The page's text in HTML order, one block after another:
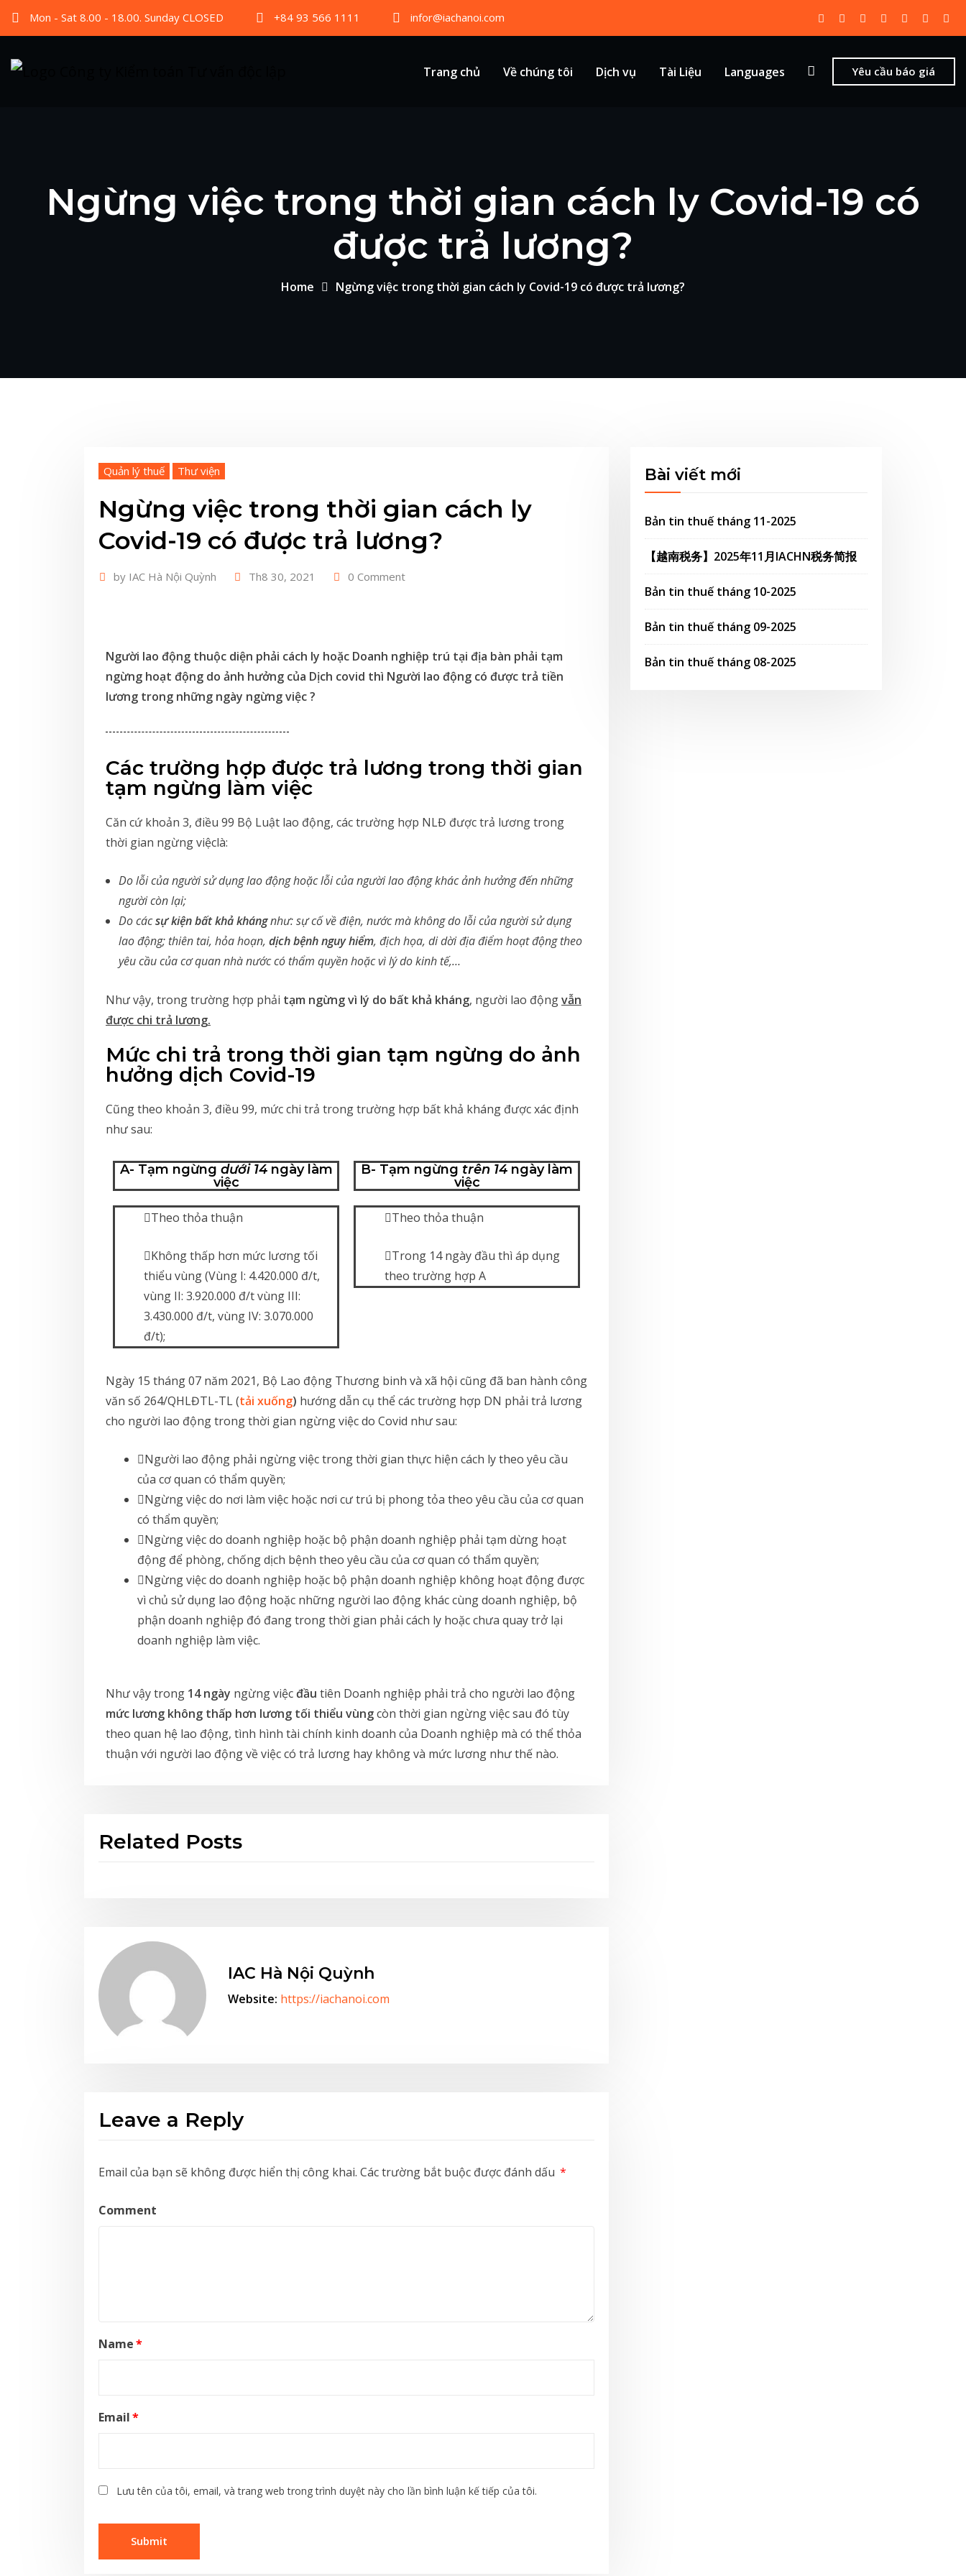
Mon - Sat 8.00 - 18.00. Sunday CLOSED +84 93 566 1111 infor@iachanoi.com
Trang chủ Về chúng tôi Dịch vụ Tài Liệu Languages Yêu cầu báo giá
Ngừng việc trong thời gian cách ly Covid-19 có
được trả lương?
Home Ngừng việc trong thời gian cách ly Covid-19 có được trả lương?
Quản lý thuế Thư viện
Ngừng việc trong thời gian cách ly
Covid-19 có được trả lương?
by IAC Hà Nội Quỳnh Th8 30, 2021 0 Comment
Người lao động thuộc diện phải cách ly hoặc Doanh nghiệp trú tại địa bàn phải tạm
ngừng hoạt động do ảnh hưởng của Dịch covid thì Người lao động có được trả tiền
lương trong những ngày ngừng việc ?
Các trường hợp được trả lương trong thời gian
tạm ngừng làm việc
Căn cứ khoản 3, điều 99 Bộ Luật lao động, các trường hợp NLĐ được trả lương trong
thời gian ngừng việclà:
Do lỗi của người sử dụng lao động hoặc lỗi của người lao động khác ảnh hưởng đến những
người còn lại;
Do cácsự kiện bất khả khángnhư: sự cố về điện, nước mà không do lỗi của người sử dụng
lao động; thiên tai, hỏa hoạn, dịch bệnh nguy hiểm, địch họa, di dời địa điểm hoạt động theo
yêu cầu của cơ quan nhà nước có thẩm quyền hoặc vì lý do kinh tế,…
Như vậy, trong trường hợp phải tạm ngừng vì lý do bất khả kháng, người lao độngvẫn
được chi trả lương.
Mức chi trả trong thời gian tạm ngừng do ảnh
hưởng dịch Covid-19
Cũng theo khoản 3, điều 99, mức chi trả trong trường hợp bất khả kháng được xác định
như sau:
A- Tạm ngừng dưới 14ngày làm
việc
Theo thỏa thuận
Không thấp hơn mức lương tối
thiểu vùng (Vùng I: 4.420.000 đ/t,
vùng II: 3.920.000 đ/t vùng III:
3.430.000 đ/t, vùng IV: 3.070.000
đ/t);
B- Tạm ngừng trên 14 ngày làm
việc
Theo thỏa thuận
Trong 14 ngày đầu thì áp dụng
theo trường hợp A
Ngày 15 tháng 07 năm 2021, Bộ Lao động Thương binh và xã hội cũng đã ban hành công
văn số 264/QHLĐTL-TL (tải xuống) hướng dẫn cụ thể các trường hợp DN phải trả lương
cho người lao động trong thời gian ngừng việc do Covid như sau:
Người lao động phải ngừng việc trong thời gian thực hiện cách ly theo yêu cầu
của cơ quan có thẩm quyền;
Ngừng việc do nơi làm việc hoặc nơi cư trú bị phong tỏa theo yêu cầu của cơ quan
có thẩm quyền;
Ngừng việc do doanh nghiệp hoặc bộ phận doanh nghiệp phải tạm dừng hoạt
động để phòng, chống dịch bệnh theo yêu cầu của cơ quan có thẩm quyền;
Ngừng việc do doanh nghiệp hoặc bộ phận doanh nghiệp không hoạt động được
vì chủ sử dụng lao động hoặc những người lao động khác cùng doanh nghiệp, bộ
phận doanh nghiệp đó đang trong thời gian phải cách ly hoặc chưa quay trở lại
doanh nghiệp làm việc.
Như vậy trong 14 ngày ngừng việcđầu tiên Doanh nghiệp phải trả cho người lao động
mức lương không thấp hơn lương tối thiểu vùngcòn thời gian ngừng việc sau đó tùy
theo quan hệ lao động, tình hình tài chính kinh doanh của Doanh nghiệp mà có thể thỏa
thuận với người lao động về việc có trả lương hay không và mức lương như thế nào.
Related Posts
IAC Hà Nội Quỳnh
Website: https://iachanoi.com
Leave a Reply
Email của bạn sẽ không được hiển thị công khai. Các trường bắt buộc được đánh dấu *
Comment
Name*
Email*
Lưu tên của tôi, email, và trang web trong trình duyệt này cho lần bình luận kế tiếp của tôi.
Bài viết mới
Bản tin thuế tháng 11-2025
【越南税务】2025年11月IACHN税务简报
Bản tin thuế tháng 10-2025
Bản tin thuế tháng 09-2025
Bản tin thuế tháng 08-2025